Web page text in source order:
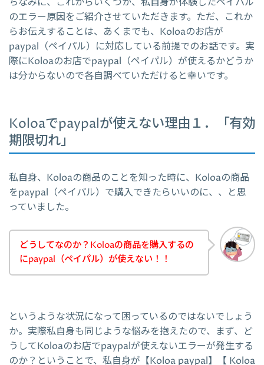
のエラー原因をご紹介させていただきます。ただ、これか
らお伝えすることは、あくまでも、Koloaのお店が
paypal（ペイパル）に対応している前提でのお話です。実
際にKoloaのお店でpaypal（ペイパル）が使えるかどうか
は分からないので各自調べていただけると幸いです。
Koloaでpaypalが使えない理由１．「有効
期限切れ」
私自身、Koloaの商品のことを知った時に、Koloaの商品
をpaypal（ペイパル）で購入できたらいいのに、、と思
っていました。
どうしてなのか？Koloaの商品を購入するの
にpaypal（ペイパル）が使えない！！
というような状況になって困っているのではないでしょう
か。実際私自身も同じような悩みを抱えたので、まず、ど
うしてKoloaのお店でpaypalが使えないエラーが発生する
のか？ということで、私自身が【Koloa paypal】【 Koloa